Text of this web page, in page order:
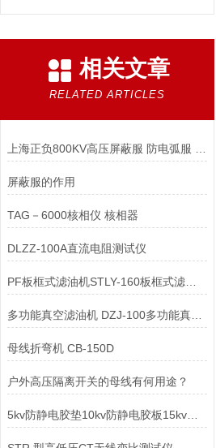
相关文章
RELATED ARTICLES
屏蔽服的作用
TAG－6000核相仪 核相器
DLZZ-100A直流电阻测试仪
PF板框式滤油机STLY-160板框式滤油机
多功能真空滤油机 DZJ-100多功能真空滤油机
母线折弯机 CB-150D
户外高压隔离开关的母线有何用途？
5kv防静电胶垫10kv防静电胶板15kv绝缘胶皮